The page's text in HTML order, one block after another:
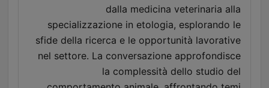
dalla medicina veterinaria alla
specializzazione in etologia, esplorando le
sfide della ricerca e le opportunità lavorative
nel settore. La conversazione approfondisce
la complessità dello studio del